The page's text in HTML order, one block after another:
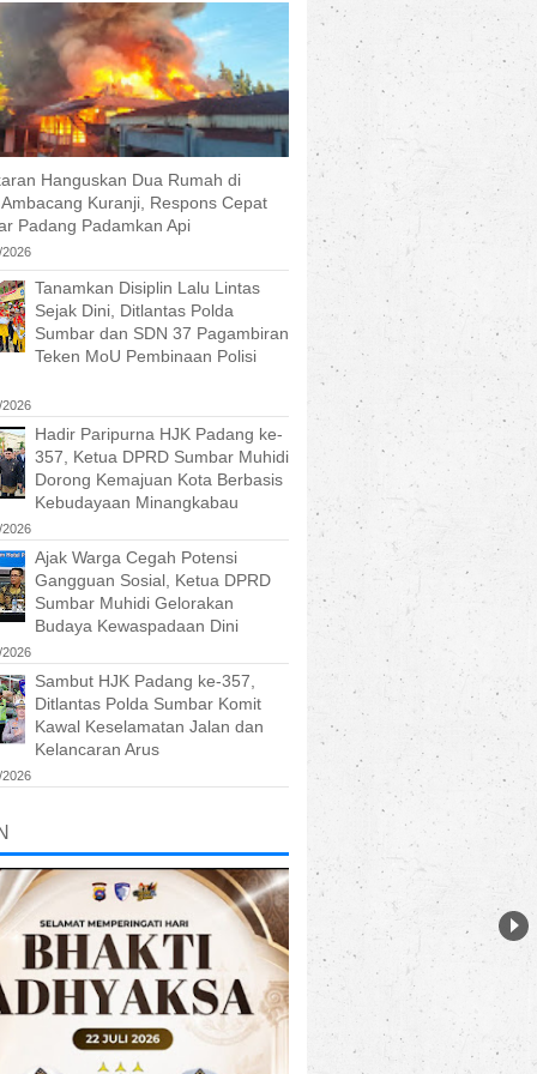
Hanguskan Dua Rumah di
Kuranji, Respons Cepat
Padang Padamkan Api
Tanamkan Disiplin Lalu Lintas
Sejak Dini, Ditlantas Polda
Sumbar dan SDN 37 Pagambiran
Teken MoU Pembinaan Polisi
Hadir Paripurna HJK Padang ke-
357, Ketua DPRD Sumbar Muhidi
Dorong Kemajuan Kota Berbasis
Kebudayaan Minangkabau
Ajak Warga Cegah Potensi
Gangguan Sosial, Ketua DPRD
Sumbar Muhidi Gelorakan
Budaya Kewaspadaan Dini
Sambut HJK Padang ke-357,
Ditlantas Polda Sumbar Komit
Kawal Keselamatan Jalan dan
Kelancaran Arus